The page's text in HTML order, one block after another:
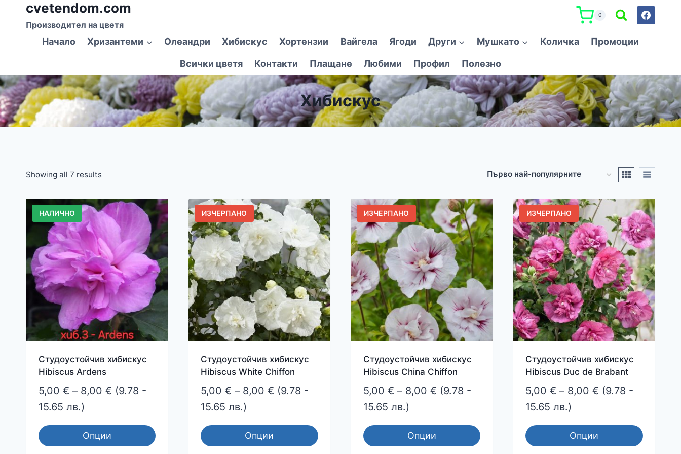
съдържанието
cvetendom.com
Производител на цветя
0
Начало Хризантеми Олеандри Хибискус Хортензии Вайгела Ягоди Други Мушкато Количка Промоции
Всички цветя Контакти Плащане Любими Профил Полезно
Хибискус
Showing all 7 results
НАЛИЧНО
Студоустойчив хибискус
Hibiscus Ardens
5,00 € – 8,00 €Price
5,00 €
(9.78 -
15.65 лв.)
Опции
ИЗЧЕРПАНО
Студоустойчив хибискус
Hibiscus White Chiffon
5,00 € – 8,00 € Price
5,00 €
(9.78 -
15.65 лв.)
Опции
ИЗЧЕРПАНО
Студоустойчив хибискус
Hibiscus China Chiffon
5,00 € – 8,00 €Price
5,00 €
(9.78 -
15.65 лв.)
Опции
ИЗЧЕРПАНО
Студоустойчив хибискус
Hibiscus Duc de Brabant
5,00 € – 8,00 € Price
5,00 €
(9.78 -
15.65 лв.)
Опции